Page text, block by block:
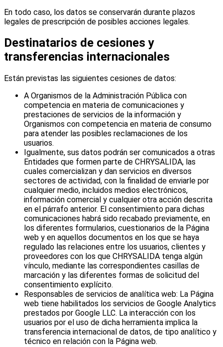
En todo caso, los datos se conservarán durante plazos
legales de prescripción de posibles acciones legales.
Destinatarios de cesiones y
transferencias internacionales
Están previstas las siguientes cesiones de datos:
A Organismos de la Administración Pública con
competencia en materia de comunicaciones y
prestaciones de servicios de la información y
Organismos con competencia en materia de consumo
para atender las posibles reclamaciones de los
usuarios.
Igualmente, sus datos podrán ser comunicados a otras
Entidades que formen parte de CHRYSALIDA, las
cuales comercializan y dan servicios en diversos
sectores de actividad, con la finalidad de enviarle por
cualquier medio, incluidos medios electrónicos,
información comercial y cualquier otra acción descrita
en el párrafo anterior. El consentimiento para dichas
comunicaciones habrá sido recabado previamente, en
los diferentes formularios, cuestionarios de la Página
web y en aquellos documentos en los que se haya
regulado las relaciones entre los usuarios, clientes y
proveedores con los que CHRYSALIDA tenga algún
vínculo, mediante las correspondientes casillas de
marcación y las diferentes formas de solicitud del
consentimiento explícito.
Responsables de servicios de analítica web: La Página
web tiene habilitados los servicios de Google Analytics
prestados por Google LLC. La interacción con los
usuarios por el uso de dicha herramienta implica la
transferencia internacional de datos, de tipo analítico y
técnico en relación con la Página web.